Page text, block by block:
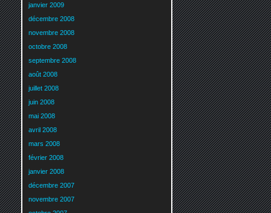
janvier 2009
décembre 2008
novembre 2008
octobre 2008
septembre 2008
août 2008
juillet 2008
juin 2008
mai 2008
avril 2008
mars 2008
février 2008
janvier 2008
décembre 2007
novembre 2007